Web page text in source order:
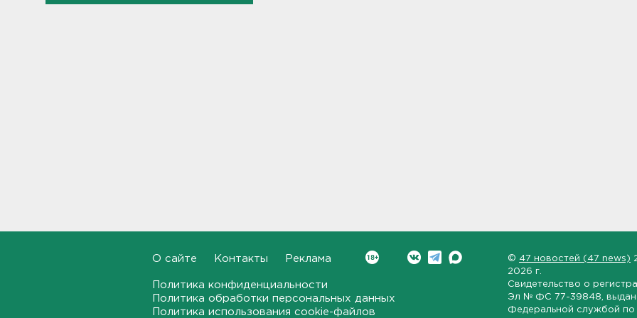
ассортимент
В Красном Селе избили
бригаду скорой помощи.
О сайте Контакты Реклама
Политика конфиденциальности
Политика обработки персональных данных
Политика использования cookie-файлов
© 47 новостей (47 news)
2026 г.
Свидетельство о
Эл № ФС 77-39848 ,
Федеральной службой по